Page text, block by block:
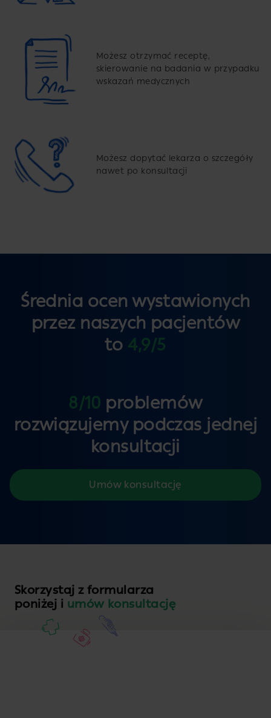
Możesz otrzymać receptę,
skierowanie na badania w przypadku
wskazań medycznych
Możesz dopytać lekarza o szczegóły
nawet po konsultacji
Średnia ocen wystawionych
przez naszych pacjentów
to 4,9/5
8/10 problemów
rozwiązujemy podczas jednej
konsultacji
Umów konsultację
Skorzystaj z formularza
poniżej i umów konsultację